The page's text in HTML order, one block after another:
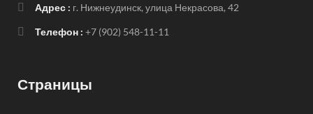
Адрес : г. Нижнеудинск, улица Некрасова, 42
Телефон : +7 (902) 548-11-11
Страницы